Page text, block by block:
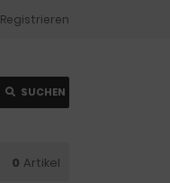
Registrieren
SUCHEN
0 Artikel